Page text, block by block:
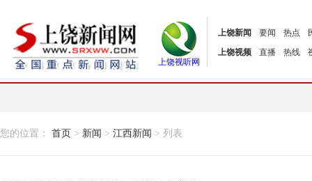
上饶视听网
上饶新闻 要闻 热点
上饶视频
直播 热线
您的位置： 首页 > 新闻 > 江西新闻 > 列表